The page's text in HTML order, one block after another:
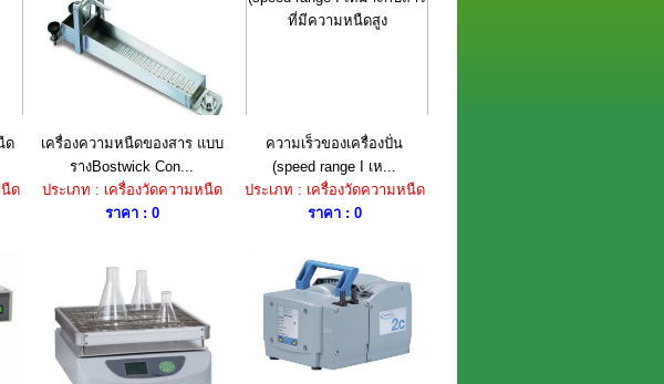
ด
นืด
เครื่องความหนืดของสาร แบบ
รางBostwick Con...
ประเภท : เครื่องวัดความหนืด
ราคา : 0
ความเร็วของเครื่องปั่น
(speed range I เห...
ประเภท : เครื่องวัดความหนืด
ราคา : 0